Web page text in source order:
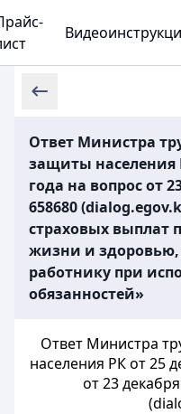
Ответ Министра
защиты населения
года на вопрос от
658680
страховых выплат
жизни и
работнику при
обязанностей»
Ответ Министра
населения РК от 25
от 23